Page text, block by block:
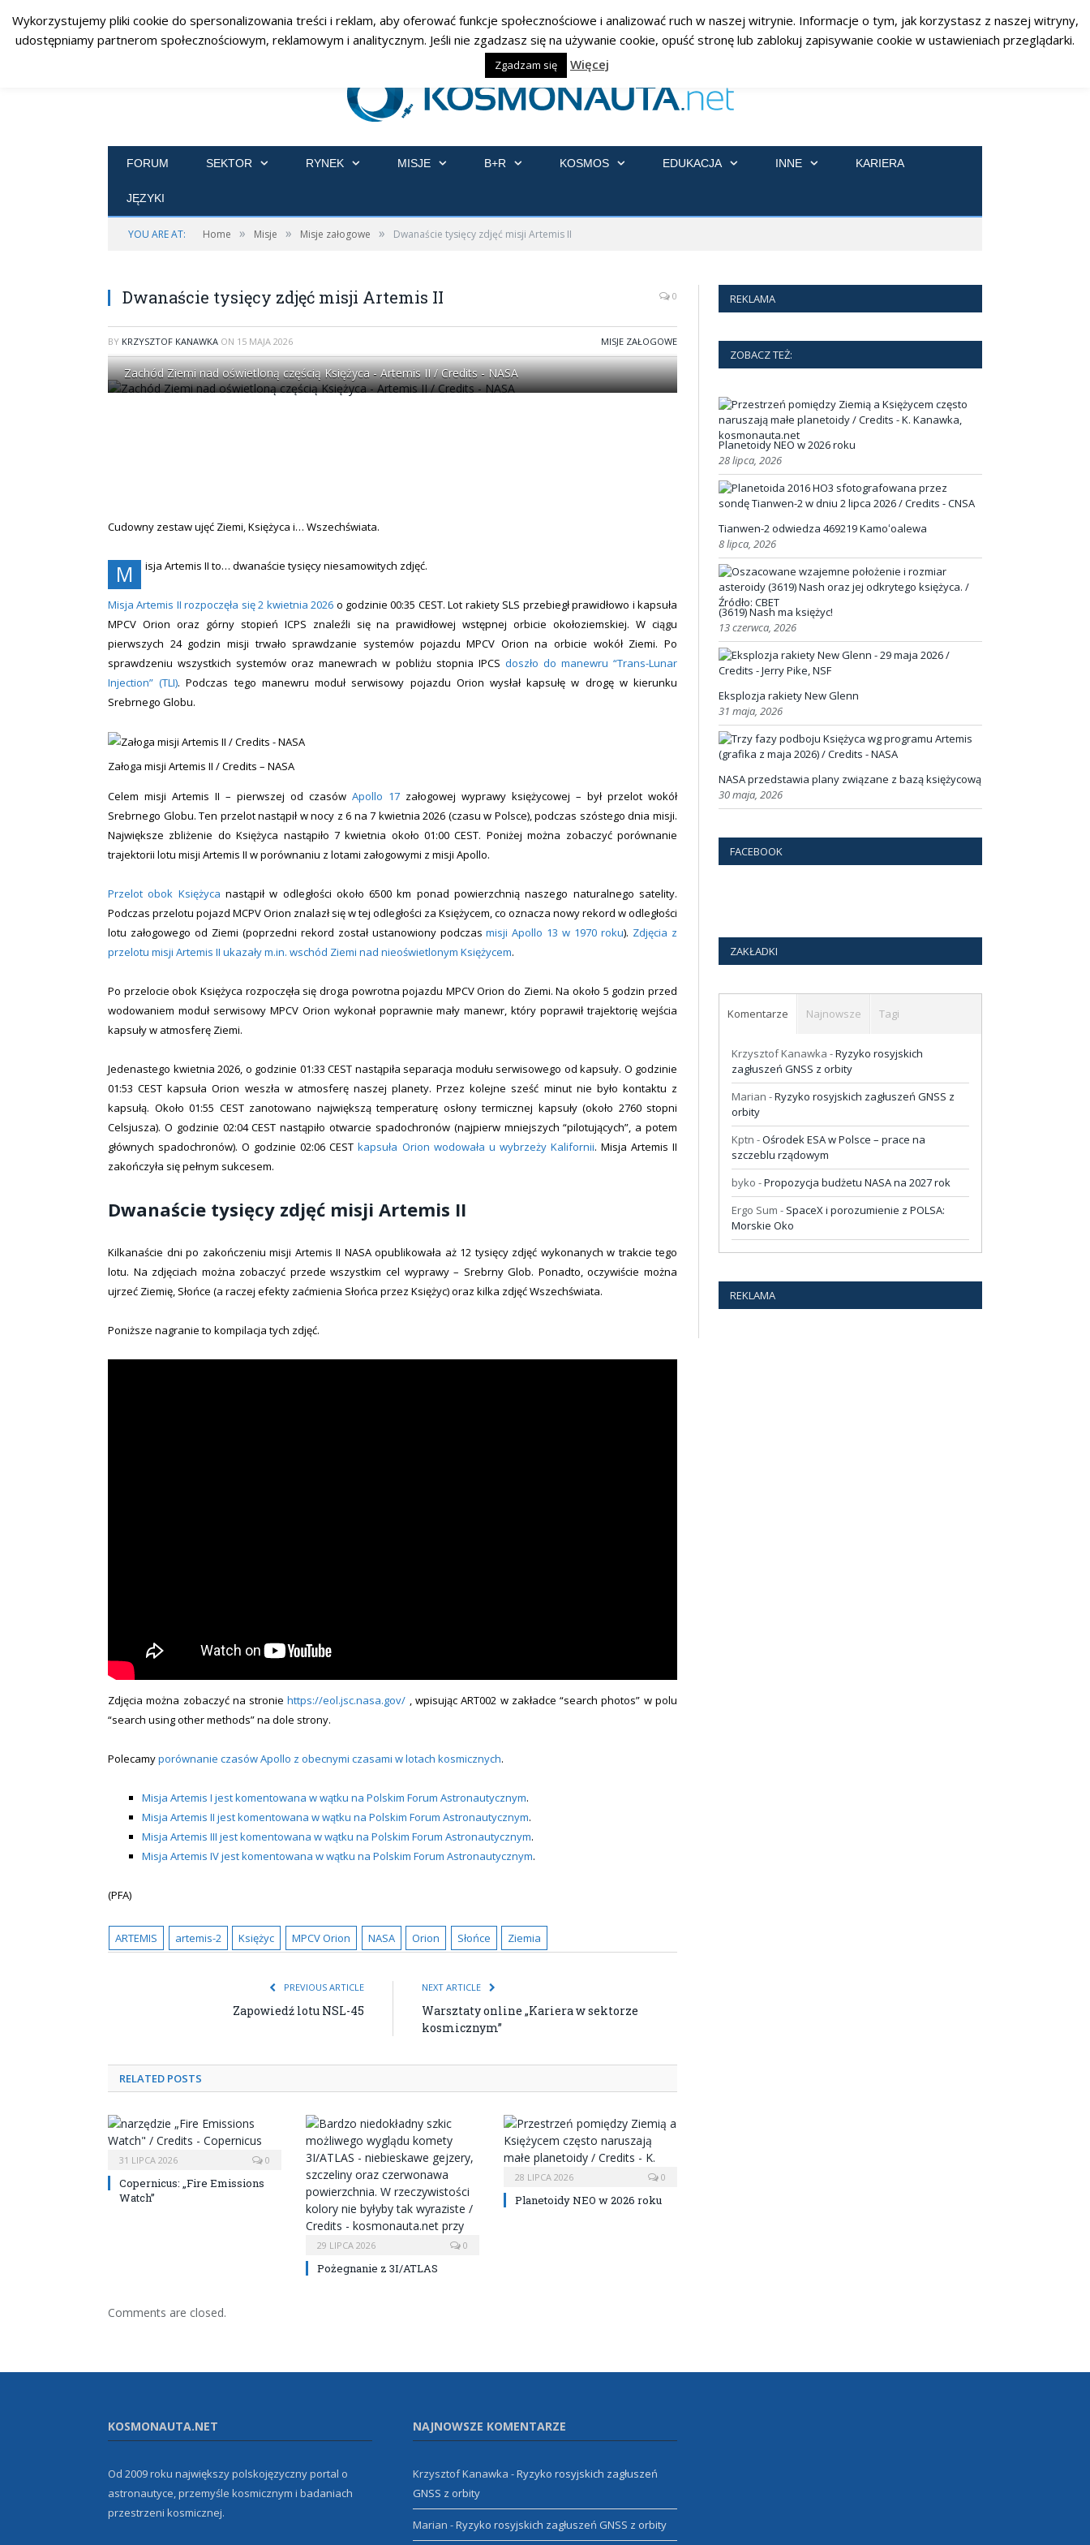
RSS Facebook
Twitter
FORUM SEKTOR RYNEK MISJE B+R KOSMOS EDUKACJA INNE KARIERA
JĘZYKI
YOU ARE AT: Home » Misje » Misje załogowe » Dwanaście tysięcy zdjęć misji Artemis II
Dwanaście tysięcy zdjęć misji Artemis II 0
BY KRZYSZTOF KANAWKA ON 15 MAJA 2026 MISJE ZAŁOGOWE
Zachód Ziemi nad oświetloną częścią Księżyca - Artemis II / Credits - NASA
Cudowny zestaw ujęć Ziemi, Księżyca i… Wszechświata.
M isja Artemis II to… dwanaście tysięcy niesamowitych zdjęć.
Misja Artemis II rozpoczęła się 2 kwietnia 2026 o godzinie 00:35 CEST. Lot rakiety SLS przebiegł prawidłowo i kapsuła
MPCV Orion oraz górny stopień ICPS znaleźli się na prawidłowej wstępnej orbicie okołoziemskiej. W ciągu
pierwszych 24 godzin misji trwało sprawdzanie systemów pojazdu MPCV Orion na orbicie wokół Ziemi. Po
sprawdzeniu wszystkich systemów oraz manewrach w pobliżu stopnia IPCS doszło do manewru “Trans-Lunar
Injection” (TLI). Podczas tego manewru moduł serwisowy pojazdu Orion wysłał kapsułę w drogę w kierunku
Srebrnego Globu.
Załoga misji Artemis II / Credits – NASA
Celem misji Artemis II – pierwszej od czasów Apollo 17 załogowej wyprawy księżycowej – był przelot wokół
Srebrnego Globu. Ten przelot nastąpił w nocy z 6 na 7 kwietnia 2026 (czasu w Polsce), podczas szóstego dnia misji.
Największe zbliżenie do Księżyca nastąpiło 7 kwietnia około 01:00 CEST. Poniżej można zobaczyć porównanie
trajektorii lotu misji Artemis II w porównaniu z lotami załogowymi z misji Apollo.
Przelot obok Księżyca nastąpił w odległości około 6500 km ponad powierzchnią naszego naturalnego satelity.
Podczas przelotu pojazd MCPV Orion znalazł się w tej odległości za Księżycem, co oznacza nowy rekord w odległości
lotu załogowego od Ziemi (poprzedni rekord został ustanowiony podczasmisji Apollo 13 w 1970 roku). Zdjęcia z
przelotu misji Artemis II ukazały m.in. wschód Ziemi nad nieoświetlonym Księżycem.
Po przelocie obok Księżyca rozpoczęła się droga powrotna pojazdu MPCV Orion do Ziemi. Na około 5 godzin przed
wodowaniem moduł serwisowy MPCV Orion wykonał poprawnie mały manewr, który poprawił trajektorię wejścia
kapsuły w atmosferę Ziemi.
Jedenastego kwietnia 2026, o godzinie 01:33 CEST nastąpiła separacja modułu serwisowego od kapsuły. O godzinie
01:53 CEST kapsuła Orion weszła w atmosferę naszej planety. Przez kolejne sześć minut nie było kontaktu z
kapsułą. Około 01:55 CEST zanotowano największą temperaturę osłony termicznej kapsuły (około 2760 stopni
Celsjusza). O godzinie 02:04 CEST nastąpiło otwarcie spadochronów (najpierw mniejszych “pilotujących”, a potem
głównych spadochronów). O godzinie 02:06 CESTkapsuła Orion wodowała u wybrzeży Kalifornii. Misja Artemis II
zakończyła się pełnym sukcesem.
Dwanaście tysięcy zdjęć misji Artemis II
Kilkanaście dni po zakończeniu misji Artemis II NASA opublikowała aż 12 tysięcy zdjęć wykonanych w trakcie tego
lotu. Na zdjęciach można zobaczyć przede wszystkim cel wyprawy – Srebrny Glob. Ponadto, oczywiście można
ujrzeć Ziemię, Słońce (a raczej efekty zaćmienia Słońca przez Księżyc) oraz kilka zdjęć Wszechświata.
Poniższe nagranie to kompilacja tych zdjęć.
Zdjęcia można zobaczyć na stroniehttps://eol.jsc.nasa.gov/ , wpisując ART002 w zakładce “search photos” w polu
“search using other methods” na dole strony.
Polecamyporównanie czasów Apollo z obecnymi czasami w lotach kosmicznych.
Misja Artemis I jest komentowana w wątku na Polskim Forum Astronautycznym.
Misja Artemis II jest komentowana w wątku na Polskim Forum Astronautycznym.
Misja Artemis III jest komentowana w wątku na Polskim Forum Astronautycznym.
Misja Artemis IV jest komentowana w wątku na Polskim Forum Astronautycznym.
(PFA)
ARTEMIS artemis-2 Księżyc MPCV Orion NASA Orion Słońce Ziemia
PREVIOUS ARTICLE
Zapowiedź lotu NSL-45
NEXT ARTICLE
Warsztaty online „Kariera w sektorze
kosmicznym”
RELATED POSTS
31 LIPCA 2026 0
Copernicus: „Fire Emissions
Watch”
29 LIPCA 2026 0
Pożegnanie z 3I/ATLAS
28 LIPCA 2026 0
Planetoidy NEO w 2026 roku
Comments are closed.
REKLAMA
ZOBACZ TEŻ:
Planetoidy NEO w 2026 roku
28 lipca, 2026
Tianwen-2 odwiedza 469219 Kamoʻoalewa
8 lipca, 2026
(3619) Nash ma księżyc!
13 czerwca, 2026
Eksplozja rakiety New Glenn
31 maja, 2026
NASA przedstawia plany związane z bazą księżycową
30 maja, 2026
FACEBOOK
ZAKŁADKI
Komentarze Najnowsze Tagi
Krzysztof Kanawka -Ryzyko rosyjskich
zagłuszeń GNSS z orbity
Marian -Ryzyko rosyjskich zagłuszeń GNSS z
orbity
Kptn -Ośrodek ESA w Polsce – prace na
szczeblu rządowym
byko -Propozycja budżetu NASA na 2027 rok
Ergo Sum - SpaceX i porozumienie z POLSA:
Morskie Oko
REKLAMA
KOSMONAUTA.NET
Od 2009 roku największy polskojęzyczny portal o
astronautyce, przemyśle kosmicznym i badaniach
przestrzeni kosmicznej.
NAJNOWSZE KOMENTARZE
Krzysztof Kanawka -Ryzyko rosyjskich zagłuszeń
GNSS z orbity
Marian -Ryzyko rosyjskich zagłuszeń GNSS z orbity
Wykorzystujemy pliki cookie do spersonalizowania treści i reklam, aby oferować funkcje społecznościowe i analizować ruch w naszej witrynie. Informacje o tym, jak korzystasz z naszej witryny,
udostępniamy partnerom społecznościowym, reklamowym i analitycznym. Jeśli nie zgadzasz się na używanie cookie, opuść stronę lub zablokuj zapisywanie cookie w ustawieniach przeglądarki.
Zgadzam się Więcej